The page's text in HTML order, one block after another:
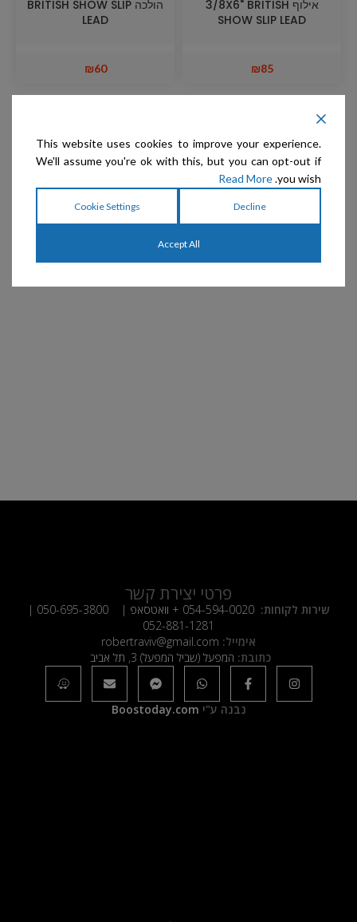
אילוף 3/8X6" BRITISH
SHOW SLIP LEAD
₪85
הולכה BRITISH SHOW SLIP
LEAD
₪60
פרטי יצירת קשר
שירות לקוחות: 054-594-0020 + וואטסאפ | 050-695-3800
|
052-881-1281
אימייל: robertraviv@gmail.com
כתובת: המפעל (שביל המפעל) 3, תל אביב
נבנה ע"י Boostoday.com
This website uses cookies to improve your experience.
We'll assume you're ok with this, but you can opt-out if
you wish.
Read More
Decline
Cookie Settings
Accept All